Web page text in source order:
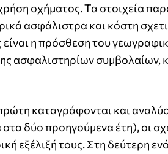
οχήματος. Τα στοιχεία
ασφάλιστρα και κόστη
η πρόσθεση του
ασφαλιστηρίων
καταγράφονται και
δύο προηγούμενα έτη), οι
εξέλιξή τους. Στη δεύτερη